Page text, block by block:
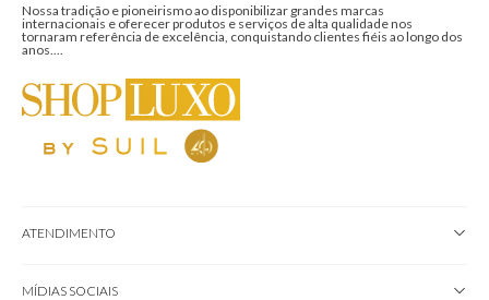
Nossa tradição e pioneirismo ao disponibilizar grandes marcas
internacionais e oferecer produtos e serviços de alta qualidade nos
tornaram referência de excelência, conquistando clientes fiéis ao longo dos
anos....
ATENDIMENTO
MÍDIAS SOCIAIS